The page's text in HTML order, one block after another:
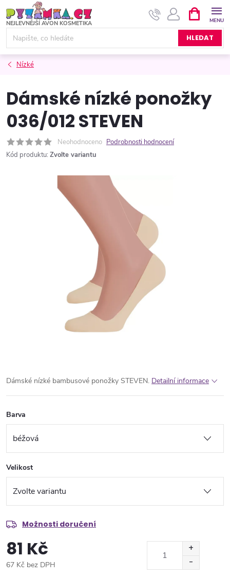
na
obsah
HLEDAT
NÁKUPNÍ
KOŠÍK
Nízké
Dámské nízké ponožky
036/012 STEVEN
Neohodnoceno Podrobnosti hodnocení
Kód produktu: Zvolte variantu
Dámské nízké bambusové ponožky STEVEN. Detailní informace
Barva
Velikost
Možnosti doručení
81 Kč
67 Kč bez DPH